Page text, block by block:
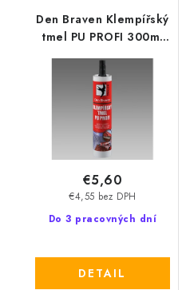
Den Braven Klempířský
tmel PU PROFI 300ml
šedá
Do 3 pracovných dní
€4,55 bez DPH
€5,60
DETAIL